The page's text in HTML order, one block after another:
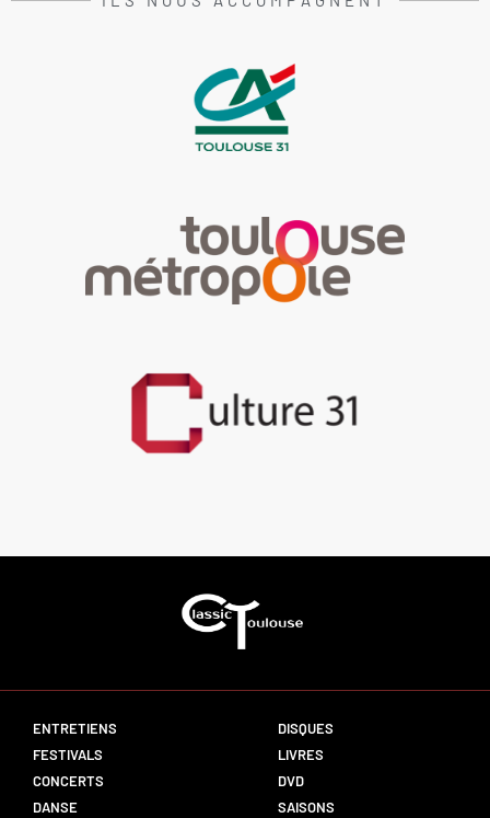
ENTRETIENS
FESTIVALS
CONCERTS
DANSE
DISQUES
LIVRES
DVD
SAISONS